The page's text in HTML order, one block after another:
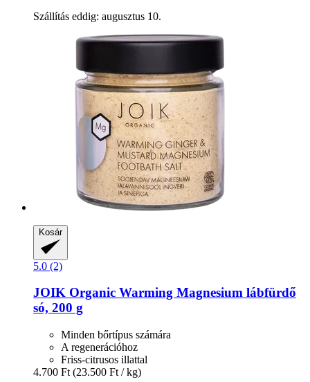
Szállítás eddig: augusztus 10.
Kosár
5.0 (2)
JOIK Organic Warming Magnesium lábfürdő
só, 200 g
Minden bőrtípus számára
A regenerációhoz
Friss-citrusos illattal
4.700 Ft (23.500 Ft / kg)